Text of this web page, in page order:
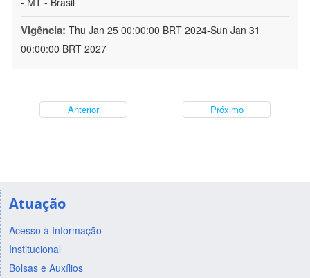
Vigência: Thu Jan 25 00:00:00 BRT 2024-Sun Jan 31
00:00:00 BRT 2027
Anterior Próximo
Atuação
Acesso à Informação
Institucional
Bolsas e Auxílios